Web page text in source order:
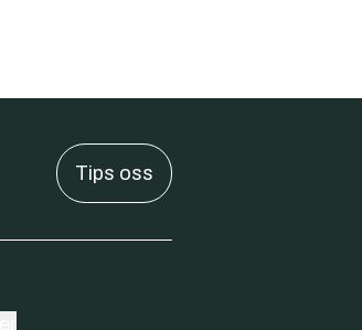
Tips oss